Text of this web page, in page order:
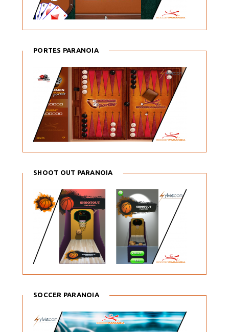
PORTES PARANOIA
SHOOT OUT PARANOIA
SOCCER PARANOIA